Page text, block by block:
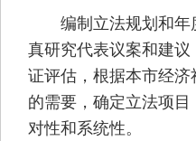
编制立法规划和年
真研究代表议案和建
证评估，根据本市经
的需要，确定立法项
对性和系统性。